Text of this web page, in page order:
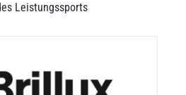
Leistungssports